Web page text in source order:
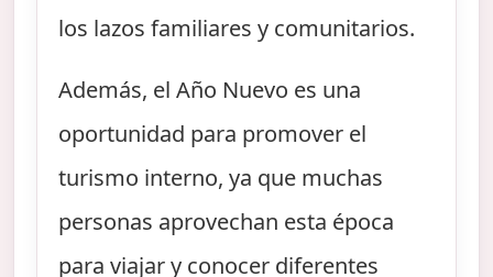
los lazos familiares y comunitarios.
Además, el Año Nuevo es una
oportunidad para promover el
turismo interno, ya que muchas
personas aprovechan esta época
para viajar y conocer diferentes